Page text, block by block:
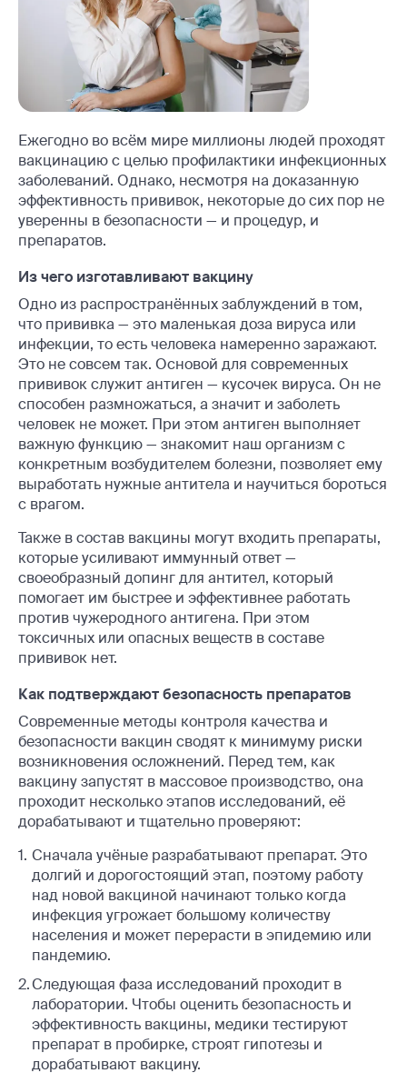
Ежегодно во всём мире миллионы людей проходят
вакцинацию с целью профилактики инфекционных
заболеваний. Однако, несмотря на доказанную
эффективность прививок, некоторые до сих пор не
уверенны в безопасности — и процедур, и
препаратов.
Из чего изготавливают вакцину
Одно из распространённых заблуждений в том,
что прививка — это маленькая доза вируса или
инфекции, то есть человека намеренно заражают.
Это не совсем так. Основой для современных
прививок служит антиген — кусочек вируса. Он не
способен размножаться, а значит и заболеть
человек не может. При этом антиген выполняет
важную функцию — знакомит наш организм с
конкретным возбудителем болезни, позволяет ему
выработать нужные антитела и научиться бороться
с врагом.
Также в состав вакцины могут входить препараты,
которые усиливают иммунный ответ —
своеобразный допинг для антител, который
помогает им быстрее и эффективнее работать
против чужеродного антигена. При этом
токсичных или опасных веществ в составе
прививок нет.
Как подтверждают безопасность препаратов
Современные методы контроля качества и
безопасности вакцин сводят к минимуму риски
возникновения осложнений. Перед тем, как
вакцину запустят в массовое производство, она
проходит несколько этапов исследований, её
дорабатывают и тщательно проверяют:
Сначала учёные разрабатывают препарат. Это
долгий и дорогостоящий этап, поэтому работу
над новой вакциной начинают только когда
инфекция угрожает большому количеству
населения и может перерасти в эпидемию или
пандемию.
Следующая фаза исследований проходит в
лаборатории. Чтобы оценить безопасность и
эффективность вакцины, медики тестируют
препарат в пробирке, строят гипотезы и
дорабатывают вакцину.